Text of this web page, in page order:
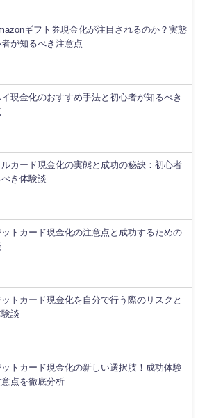
ギフト券現金化が注目されるのか？実態
者が知るべき注意点
イ現金化のおすすめ手法と初心者が知るべき
カード現金化の実態と成功の秘訣：初心者
き体験談
ットカード現金化の注意点と成功するための
トカード現金化を自分で行う際のリスクと
談
ットカード現金化の新しい選択肢！成功体験
点を徹底分析